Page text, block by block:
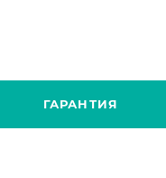
ГАРАНТИЯ